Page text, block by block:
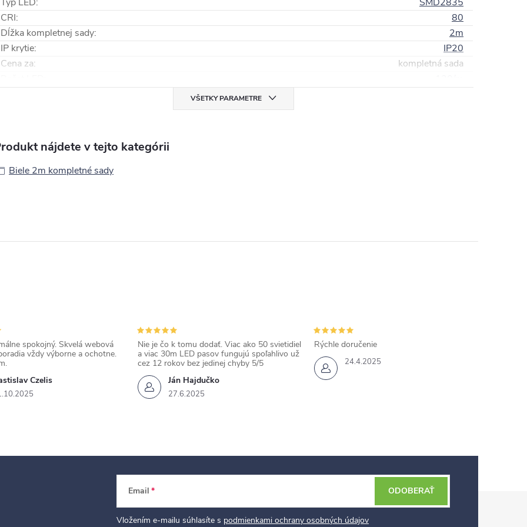
CRI:
80
Dĺžka kompletnej sady:
2m
IP krytie:
IP20
Cena za:
kompletná sada
VŠETKY PARAMETRE
nájdete v tejto kategórii
Biele 2m kompletné sady
Czelis
spokojný. Skvelá webová
vždy výborne a ochotne.
Ján Hajdučko
27.6.2025
Nie je čo k tomu dodať. Viac ako 50 svietidiel
a viac 30m LED pasov fungujú spoľahlivo už
cez 12 rokov bez jedinej chyby 5/5
24.4.2025
Rýchle doručenie
Email
Vložením e-mailu súhlasíte s podmienkami ochrany osobných údajov
ODOBERAŤ